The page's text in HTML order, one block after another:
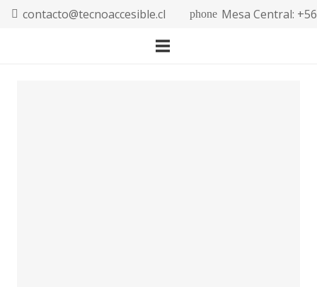
contacto@tecnoaccesible.cl phone Mesa Central: